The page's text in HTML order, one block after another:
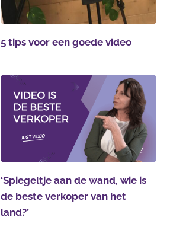
5 tips voor een goede video
‘Spiegeltje aan de wand, wie is
de beste verkoper van het
land?’